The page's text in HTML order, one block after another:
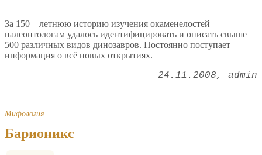
За 150 – летнюю историю изучения окаменелостей
палеонтологам удалось идентифицировать и описать свыше
500 различных видов динозавров. Постоянно поступает
информация о всё новых открытиях.
24.11.2008 admin
Мифология
Барионикс